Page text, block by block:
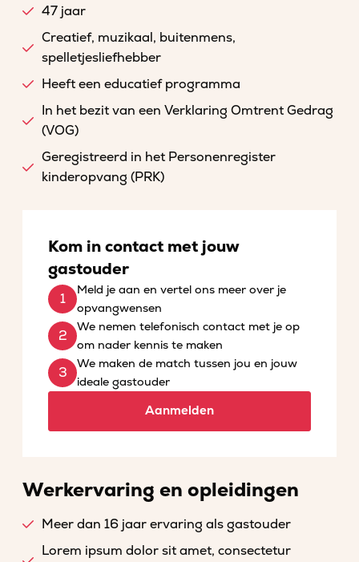
47 jaar
Creatief, muzikaal, buitenmens,
spelletjesliefhebber
Heeft een educatief programma
In het bezit van een Verklaring Omtrent Gedrag
(VOG)
Geregistreerd in het Personenregister
kinderopvang (PRK)
Kom in contact met jouw
gastouder
Meld je aan en vertel ons meer over je
opvangwensen
We nemen telefonisch contact met je op
om nader kennis te maken
We maken de match tussen jou en jouw
ideale gastouder
Aanmelden
Werkervaring en opleidingen
Meer dan 16 jaar ervaring als gastouder
Lorem ipsum dolor sit amet, consectetur